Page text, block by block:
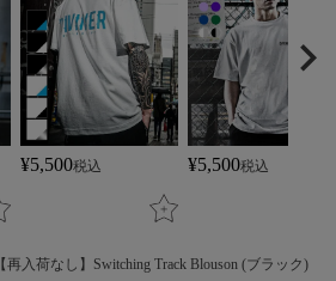
¥5,500税込 ¥5,500税込
【再入荷なし】Switching Track Blouson (ブラック)